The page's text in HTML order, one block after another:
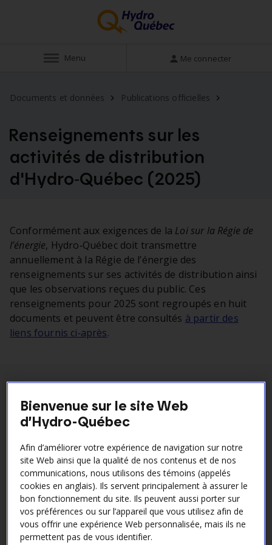
Menu Me connecter
Documents et données Publications officielles
Renseignements sur les
activités de distribution
d'Hydro‑Québec (2025)
Conformément aux exigences de la Loi sur la Régie de
l’énergie, Hydro‑Québec doit transmettre
annuellement à la Régie de l’énergie des
renseignements sur ses activités de distribution ainsi
que les observations reçues du public. Ces
renseignements pour 2025 sont regroupés en huit
documents et peuvent être consultés à partir des
liens fournis ci‑après.
Quelques faits saillants de 2025
Bienvenue sur le site Web
d’Hydro-Québec
Afin d’améliorer votre expérience de navigation sur notre
site Web ainsi que la qualité de nos contenus et de nos
communications, nous utilisons des témoins (appelés
cookies en anglais). Ils servent principalement à assurer le
bon fonctionnement du site. Ils peuvent aussi porter sur
vos préférences ou sur l’appareil que vous utilisez afin de
vous offrir une expérience Web personnalisée, mais ils ne
permettent pas de vous identifier.